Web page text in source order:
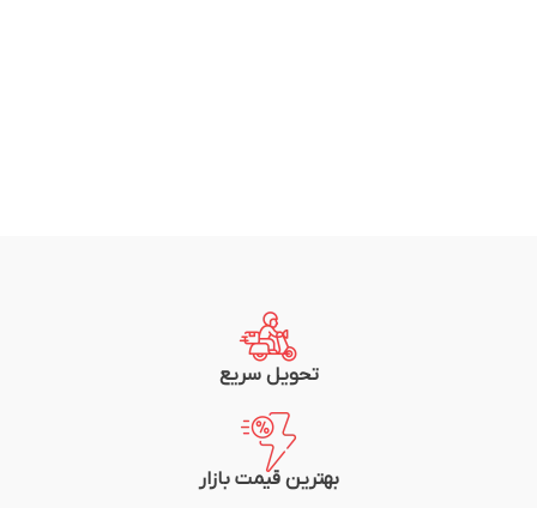
تحویل سریع
بهترین قیمت بازار